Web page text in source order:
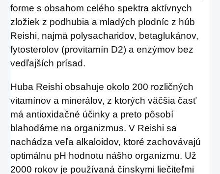
forme s obsahom celého spektra aktívnych
zložiek z podhubia a mladých plodníc z húb
Reishi, najmä polysacharidov, betaglukánov,
fytosterolov (provitamín D2) a enzýmov bez
vedľajších prísad.
Huba Reishi obsahuje okolo 200 rozličných
vitamínov a minerálov, z ktorých väčšia časť
má antioxidačné účinky a preto pôsobí
blahodárne na organizmus. V Reishi sa
nachádza veľa alkaloidov, ktoré zachovávajú
optimálnu pH hodnotu nášho organizmu. Už
2000 rokov je používaná čínskymi liečiteľmi